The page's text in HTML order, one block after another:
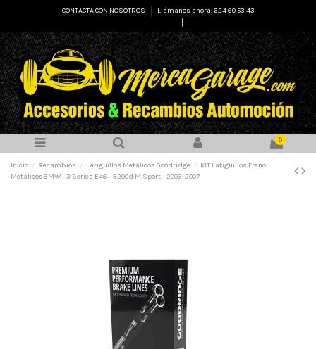
CONTACTA CON NOSOTROS
Llámanos ahora: 624 60 53 43
0
Inicio Recambios Latiguillos Metálicos Goodridge
KIT Latiguillos Freno
MetálicosBMW - 3 Series E46 - 320Cd M Sport - 2003-2007